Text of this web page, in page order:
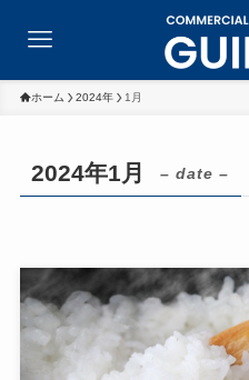
ホーム 2024年 1月
2024年1月 – date –